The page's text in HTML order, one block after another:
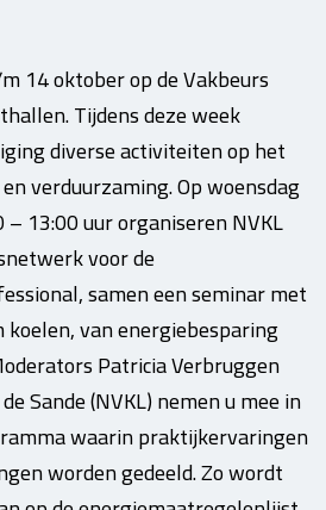
14 oktober op de Vakbeurs
Tijdens deze week
diverse activiteiten op het
verduurzaming. Op woensdag
13:00 uur organiseren NVKL
voor de
samen een seminar met
koelen, van energiebesparing
Patricia Verbruggen
Sande (NVKL) nemen u mee in
waarin praktijkervaringen
worden gedeeld. Zo wordt